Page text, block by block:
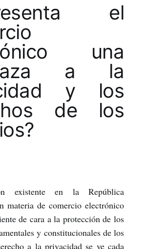
el
una
a la
y los
de los
existente en la República
materia de comercio electrónico
de cara a la protección de los
y constitucionales de los
a la privacidad se ve cada